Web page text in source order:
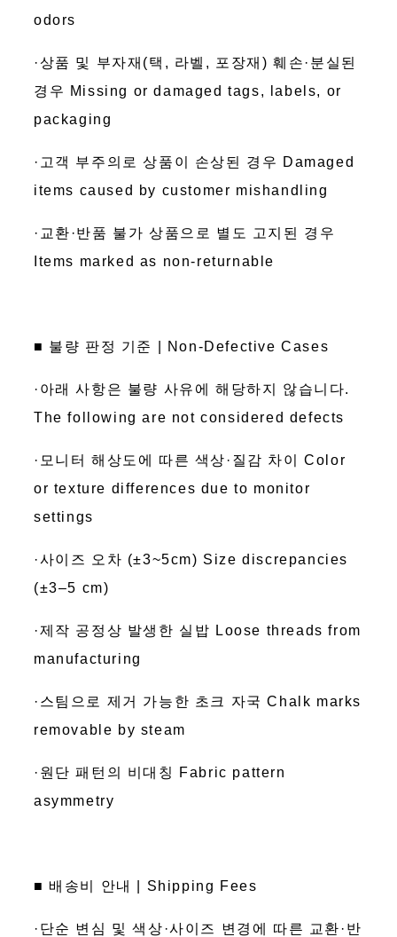
odors
·상품 및 부자재(택, 라벨, 포장재) 훼손·분실된
경우 Missing or damaged tags, labels, or
packaging
·고객 부주의로 상품이 손상된 경우 Damaged
items caused by customer mishandling
·교환·반품 불가 상품으로 별도 고지된 경우
Items marked as non-returnable
■ 불량 판정 기준 | Non-Defective Cases
·아래 사항은 불량 사유에 해당하지 않습니다.
The following are not considered defects
·모니터 해상도에 따른 색상·질감 차이 Color
or texture differences due to monitor
settings
·사이즈 오차 (±3~5cm) Size discrepancies
(±3–5 cm)
·제작 공정상 발생한 실밥 Loose threads from
manufacturing
·스팀으로 제거 가능한 초크 자국 Chalk marks
removable by steam
·원단 패턴의 비대칭 Fabric pattern
asymmetry
■ 배송비 안내 | Shipping Fees
·단순 변심 및 색상·사이즈 변경에 따른 교환·반